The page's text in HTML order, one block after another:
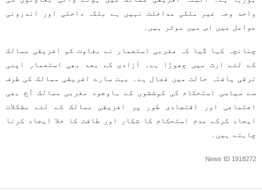
واحد وجہ غیر ملکی مداخلت نہیں ہے بلکہ داخلی اور اندرونی
عوامل میں اس میں موثر ہیں۔
چنانچہ کہا گیا کہ مغربی استعمار نے بغاوت کو افریقی ممالک
کے لئے ارث میں چھوڑا ہے۔ آزادی کے بعد بھی استعمار اپنی
ترقی یافتہ حالت میں فعال ہے۔ بہت سارے افریقی ممالک کی طرف
سے سیاسی استحکام کی کوششوں کے باوجود مغربی ممالک آج بھی
اجتماعی اور اقتصادی طور پر افریقی ممالک کے لئے مشکلات
ایجاد کرکے عدم استحکام کا شکار اور طاقت کا خلا ایجاد کرنا
چاہتے ہیں۔
News ID 1918272